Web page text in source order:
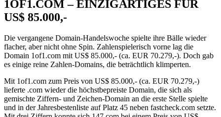
1OF1.COM – EINZIGARTIGES FÜR
US$ 85.000,-
Die vergangene Domain-Handelswoche spielte ihre Bälle wieder
flacher, aber nicht ohne Spin. Zahlenspielerisch vorne lag die
Domain 1of1.com mit US$ 85.000,- (ca. EUR 70.279,-). Doch gab
es einige reine Zahlen-Domains, die beträchtlich klimperten.
Mit 1of1.com zum Preis von US$ 85.000,- (ca. EUR 70.279,-)
lieferte .com wieder die höchstbepreiste Domain, die sich als
gemischte Ziffern- und Zeichen-Domain an die erste Stelle spielte
und in der Jahresbestenliste auf Platz 45 neben fastcheck.com setzte.